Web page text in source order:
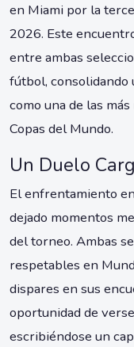
en Miami por la
2026. Este
entre ambas
fútbol, consolidando
como una de las
Copas del Mundo.
Un Duelo
El enfrentamiento
dejado momentos
del torneo. Ambas
respetables en
dispares en sus
oportunidad de
escribiéndose un